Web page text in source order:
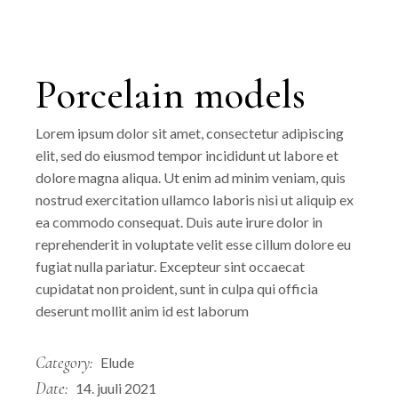
Porcelain models
Lorem ipsum dolor sit amet, consectetur adipiscing
elit, sed do eiusmod tempor incididunt ut labore et
dolore magna aliqua. Ut enim ad minim veniam, quis
nostrud exercitation ullamco laboris nisi ut aliquip ex
ea commodo consequat. Duis aute irure dolor in
reprehenderit in voluptate velit esse cillum dolore eu
fugiat nulla pariatur. Excepteur sint occaecat
cupidatat non proident, sunt in culpa qui officia
deserunt mollit anim id est laborum
Category: Elude
Date: 14. juuli 2021